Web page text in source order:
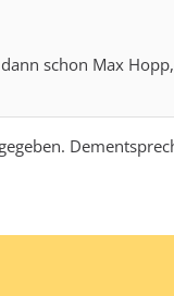
schon Max